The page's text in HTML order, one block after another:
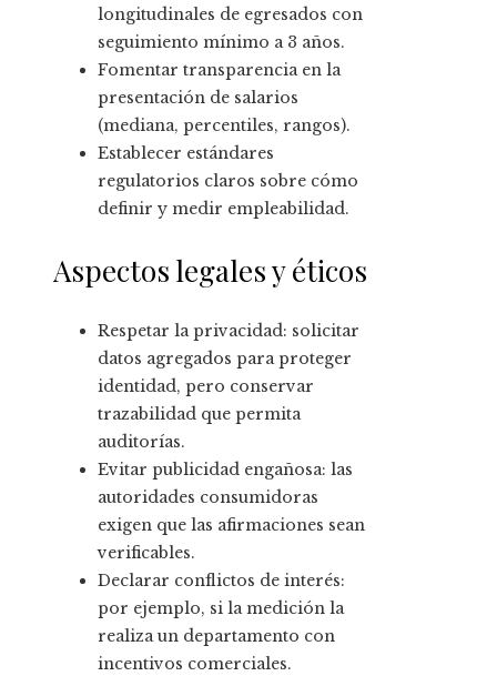
longitudinales de egresados con
seguimiento mínimo a 3 años.
Fomentar transparencia en la
presentación de salarios
(mediana, percentiles, rangos).
Establecer estándares
regulatorios claros sobre cómo
definir y medir empleabilidad.
Aspectos legales y éticos
Respetar la privacidad: solicitar
datos agregados para proteger
identidad, pero conservar
trazabilidad que permita
auditorías.
Evitar publicidad engañosa: las
autoridades consumidoras
exigen que las afirmaciones sean
verificables.
Declarar conflictos de interés:
por ejemplo, si la medición la
realiza un departamento con
incentivos comerciales.